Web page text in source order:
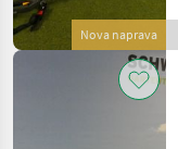
Nova naprava